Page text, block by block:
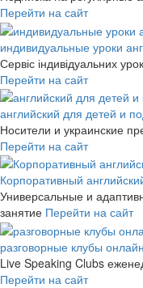
Перейти на сайт
индивидуальные уроки
Сервіс індивідуальних
Перейти на сайт
английский для детей и
Носители и украинские
Перейти на сайт
Корпоративный
Универсальные и
занятие Перейти на сайт
разговорные клубы онлайн
Live Speaking Clubs
Перейти на сайт